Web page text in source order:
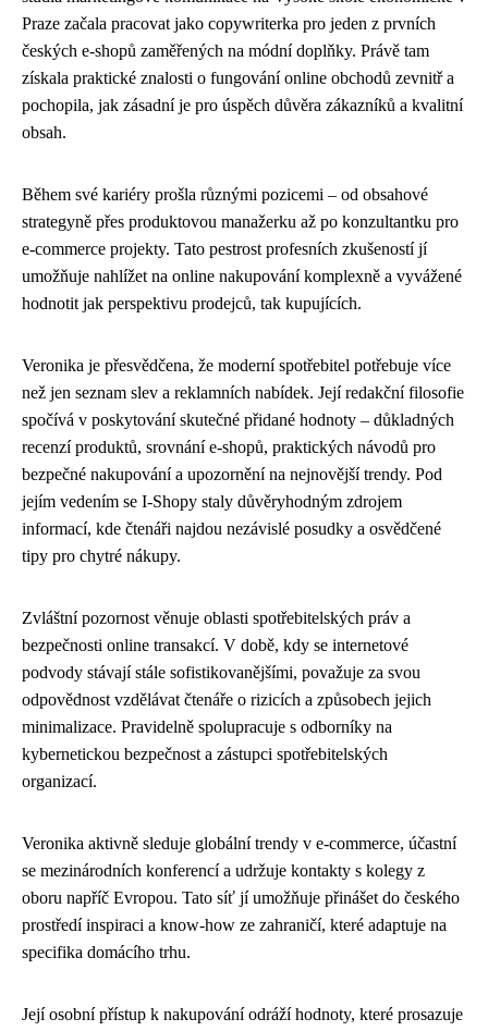
Praze začala pracovat jako copywriterka pro jeden z prvních
českých e-shopů zaměřených na módní doplňky. Právě tam
získala praktické znalosti o fungování online obchodů zevnitř a
pochopila, jak zásadní je pro úspěch důvěra zákazníků a kvalitní
obsah.
Během své kariéry prošla různými pozicemi – od obsahové
strategyně přes produktovou manažerku až po konzultantku pro
e-commerce projekty. Tato pestrost profesních zkušeností jí
umožňuje nahlížet na online nakupování komplexně a vyvážené
hodnotit jak perspektivu prodejců, tak kupujících.
Veronika je přesvědčena, že moderní spotřebitel potřebuje více
než jen seznam slev a reklamních nabídek. Její redakční filosofie
spočívá v poskytování skutečné přidané hodnoty – důkladných
recenzí produktů, srovnání e-shopů, praktických návodů pro
bezpečné nakupování a upozornění na nejnovější trendy. Pod
jejím vedením se I-Shopy staly důvěryhodným zdrojem
informací, kde čtenáři najdou nezávislé posudky a osvědčené
tipy pro chytré nákupy.
Zvláštní pozornost věnuje oblasti spotřebitelských práv a
bezpečnosti online transakcí. V době, kdy se internetové
podvody stávají stále sofistikovanějšími, považuje za svou
odpovědnost vzdělávat čtenáře o rizicích a způsobech jejich
minimalizace. Pravidelně spolupracuje s odborníky na
kybernetickou bezpečnost a zástupci spotřebitelských
organizací.
Veronika aktivně sleduje globální trendy v e-commerce, účastní
se mezinárodních konferencí a udržuje kontakty s kolegy z
oboru napříč Evropou. Tato síť jí umožňuje přinášet do českého
prostředí inspiraci a know-how ze zahraničí, které adaptuje na
specifika domácího trhu.
Její osobní přístup k nakupování odráží hodnoty, které prosazuje